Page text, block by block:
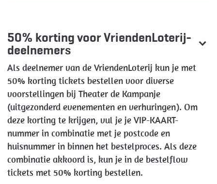
50% korting voor VriendenLoterij-
deelnemers
Als deelnemer van de VriendenLoterij kun je met
50% korting tickets bestellen voor diverse
voorstellingen bij Theater de Kampanje
(uitgezonderd evenementen en verhuringen). Om
deze korting te krijgen, vul je je VIP-KAART-
nummer in combinatie met je postcode en
huisnummer in binnen het bestelproces. Als deze
combinatie akkoord is, kun je in de bestelflow
tickets met 50% korting bestellen.